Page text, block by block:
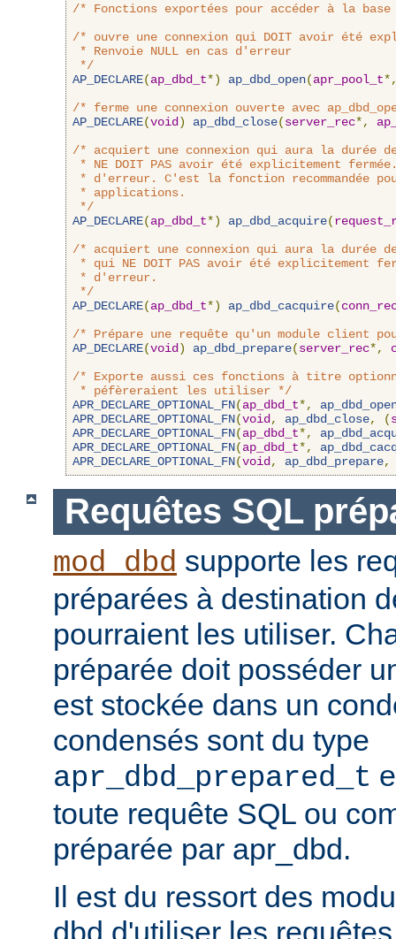
/* Fonctions exportées pour accéder à la base
/* ouvre une connexion qui DOIT avoir été
* Renvoie NULL en cas d'erreur
*/
AP_DECLARE(ap_dbd_t*) ap_dbd_open(apr_pool_t
/* ferme une connexion ouverte avec
AP_DECLARE(void ) ap_dbd_close(server_rec*,
/* acquiert une connexion qui aura la durée
* NE DOIT PAS avoir été explicitement
* d'erreur. C'est la fonction recommandée
* applications.
*/
AP_DECLARE(ap_dbd_t*) ap_dbd_acquire(
/* acquiert une connexion qui aura la durée
* qui NE DOIT PAS avoir été explicitement
* d'erreur.
*/
AP_DECLARE(ap_dbd_t*) ap_dbd_cacquire(
/* Prépare une requête qu'un module client
AP_DECLARE(void ) ap_dbd_prepare(server_rec*,
/* Exporte aussi ces fonctions à titre
* péfèreraient les utiliser */
APR_DECLARE_OPTIONAL_FN(ap_dbd_t*,
APR_DECLARE_OPTIONAL_FN(void , ap_dbd_close, (
APR_DECLARE_OPTIONAL_FN(ap_dbd_t*,
APR_DECLARE_OPTIONAL_FN(ap_dbd_t*,
APR_DECLARE_OPTIONAL_FN(void , ap_dbd_prepare,
Requêtes SQL
mod_dbd supporte les
préparées à destination
pourraient les utiliser.
préparée doit posséder
est stockée dans un
condensés sont du type
apr_dbd_prepared_t
toute requête SQL ou
préparée par apr_dbd.
Il est du ressort des
dbd d'utiliser les